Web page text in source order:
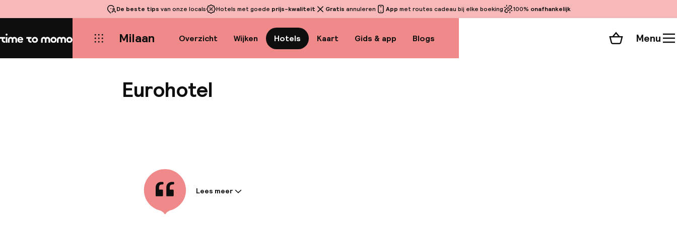
De beste tips van onze locals Hotels met goede prijs-kwaliteit Gratis annuleren App met routes cadeau bij elke boeking 100% onafhankelijk
Home Milaan Overzicht Wijken Hotels Kaart Gids & app Blogs Winkelmand
Menu
Eurohotel
Informatie gedeeld door de accommodatie:
Lees meer